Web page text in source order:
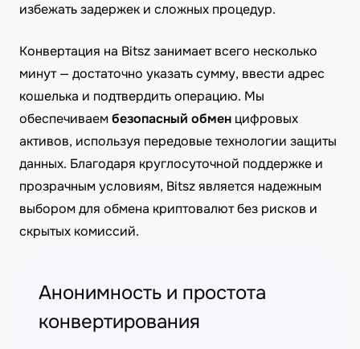
избежать задержек и сложных процедур.
Конвертация на Bitsz занимает всего несколько
минут — достаточно указать сумму, ввести адрес
кошелька и подтвердить операцию. Мы
обеспечиваембезопасный обмен цифровых
активов, используя передовые технологии защиты
данных. Благодаря круглосуточной поддержке и
прозрачным условиям, Bitsz является надежным
выбором для обмена криптовалют без рисков и
скрытых комиссий.
Анонимность и простота
конвертирования